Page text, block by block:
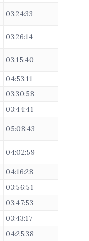
03:24:33
03:26:14
03:15:40
04:53:11
03:30:58
03:44:41
05:08:43
04:02:59
04:16:28
03:56:51
03:47:53
03:43:17
04:25:38